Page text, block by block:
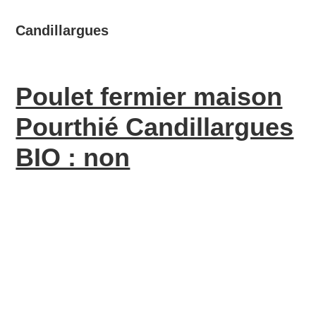
Candillargues
Poulet fermier maison
Pourthié Candillargues
BIO : non